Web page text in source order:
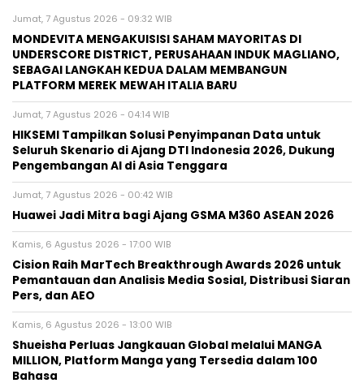
Jumat, 7 Agustus 2026 - 09:32 WIB
MONDEVITA MENGAKUISISI SAHAM MAYORITAS DI
UNDERSCORE DISTRICT, PERUSAHAAN INDUK MAGLIANO,
SEBAGAI LANGKAH KEDUA DALAM MEMBANGUN
PLATFORM MEREK MEWAH ITALIA BARU
Jumat, 7 Agustus 2026 - 04:14 WIB
HIKSEMI Tampilkan Solusi Penyimpanan Data untuk
Seluruh Skenario di Ajang DTI Indonesia 2026, Dukung
Pengembangan AI di Asia Tenggara
Jumat, 7 Agustus 2026 - 00:42 WIB
Huawei Jadi Mitra bagi Ajang GSMA M360 ASEAN 2026
Kamis, 6 Agustus 2026 - 17:00 WIB
Cision Raih MarTech Breakthrough Awards 2026 untuk
Pemantauan dan Analisis Media Sosial, Distribusi Siaran
Pers, dan AEO
Kamis, 6 Agustus 2026 - 13:00 WIB
Shueisha Perluas Jangkauan Global melalui MANGA
MILLION, Platform Manga yang Tersedia dalam 100
Bahasa